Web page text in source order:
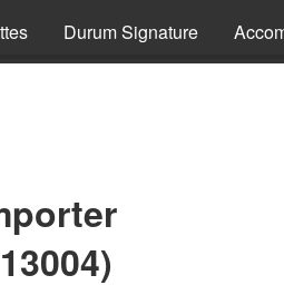
Durum Signature